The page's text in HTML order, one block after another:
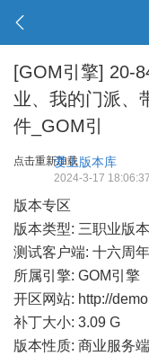
[GOM引擎] 20-
业、我的门派、
件_GOM引
点击重新加载爱上版本库
2024-3-17 18:06:37
版本专区
版本类型: 三职业版本
测试客户端: 十六周
所属引擎: GOM引擎
开区网站: http://
补丁大小: 3.09 G
版本性质: 商业服务端